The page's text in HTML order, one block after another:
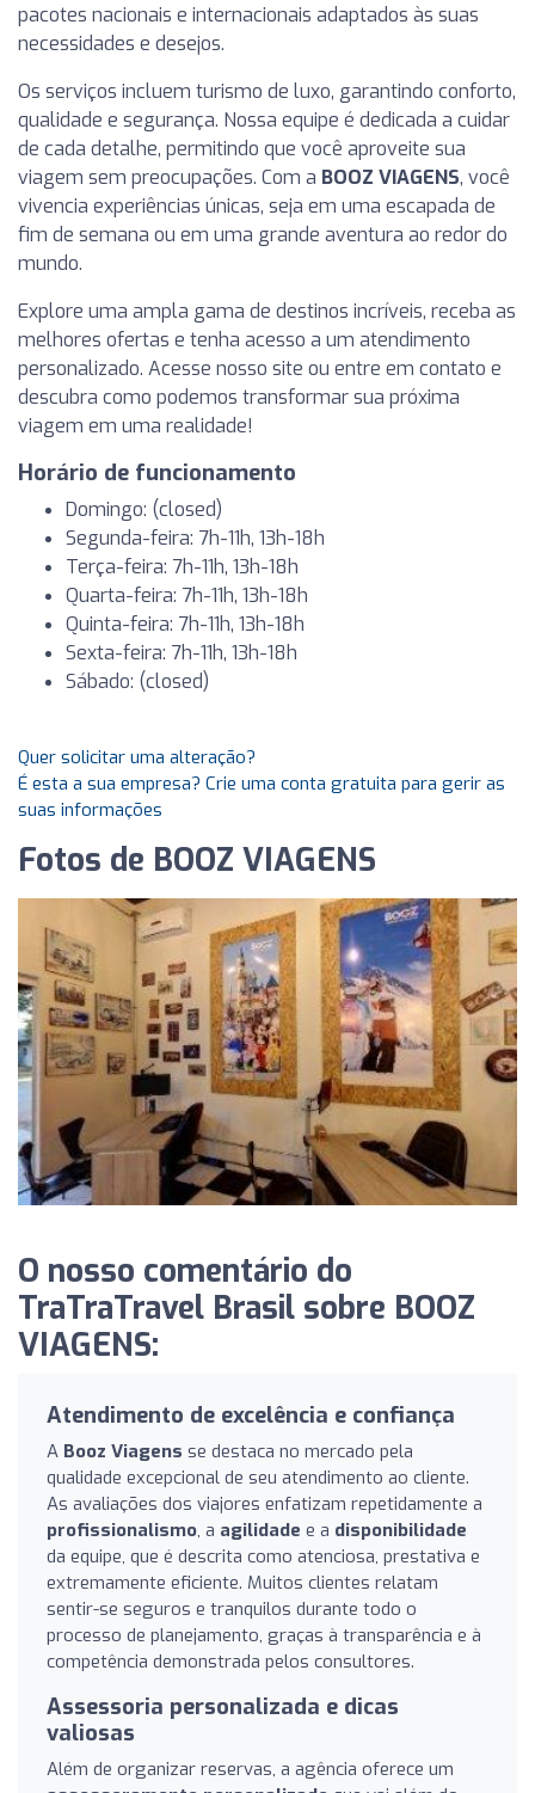
pacotes nacionais e internacionais adaptados às suas
necessidades e desejos.
Os serviços incluem turismo de luxo, garantindo conforto,
qualidade e segurança. Nossa equipe é dedicada a cuidar
de cada detalhe, permitindo que você aproveite sua
viagem sem preocupações. Com a BOOZ VIAGENS, você
vivencia experiências únicas, seja em uma escapada de
fim de semana ou em uma grande aventura ao redor do
mundo.
Explore uma ampla gama de destinos incríveis, receba as
melhores ofertas e tenha acesso a um atendimento
personalizado. Acesse nosso site ou entre em contato e
descubra como podemos transformar sua próxima
viagem em uma realidade!
Horário de funcionamento
Domingo: (closed)
Segunda-feira: 7h-11h, 13h-18h
Terça-feira: 7h-11h, 13h-18h
Quarta-feira: 7h-11h, 13h-18h
Quinta-feira: 7h-11h, 13h-18h
Sexta-feira: 7h-11h, 13h-18h
Sábado: (closed)
Quer solicitar uma alteração?
É esta a sua empresa? Crie uma conta gratuita para gerir as
suas informações
Fotos de BOOZ VIAGENS
O nosso comentário do
TraTraTravel Brasil sobre BOOZ
VIAGENS:
Atendimento de excelência e confiança
A Booz Viagens se destaca no mercado pela
qualidade excepcional de seu atendimento ao cliente.
As avaliações dos viajores enfatizam repetidamente a
profissionalismo, a agilidade e a disponibilidade
da equipe, que é descrita como atenciosa, prestativa e
extremamente eficiente. Muitos clientes relatam
sentir-se seguros e tranquilos durante todo o
processo de planejamento, graças à transparência e à
competência demonstrada pelos consultores.
Assessoria personalizada e dicas
valiosas
Além de organizar reservas, a agência oferece um